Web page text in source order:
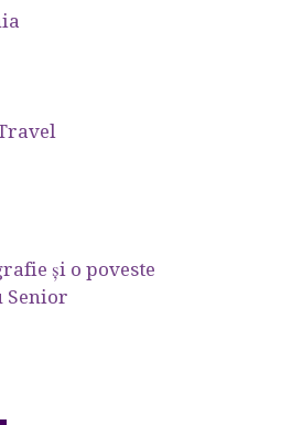
şi o poveste
Senior